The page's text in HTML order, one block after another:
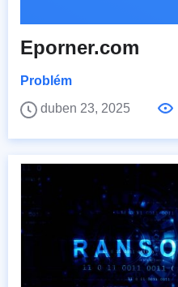
Eporner.com
Problém
duben 23, 2025